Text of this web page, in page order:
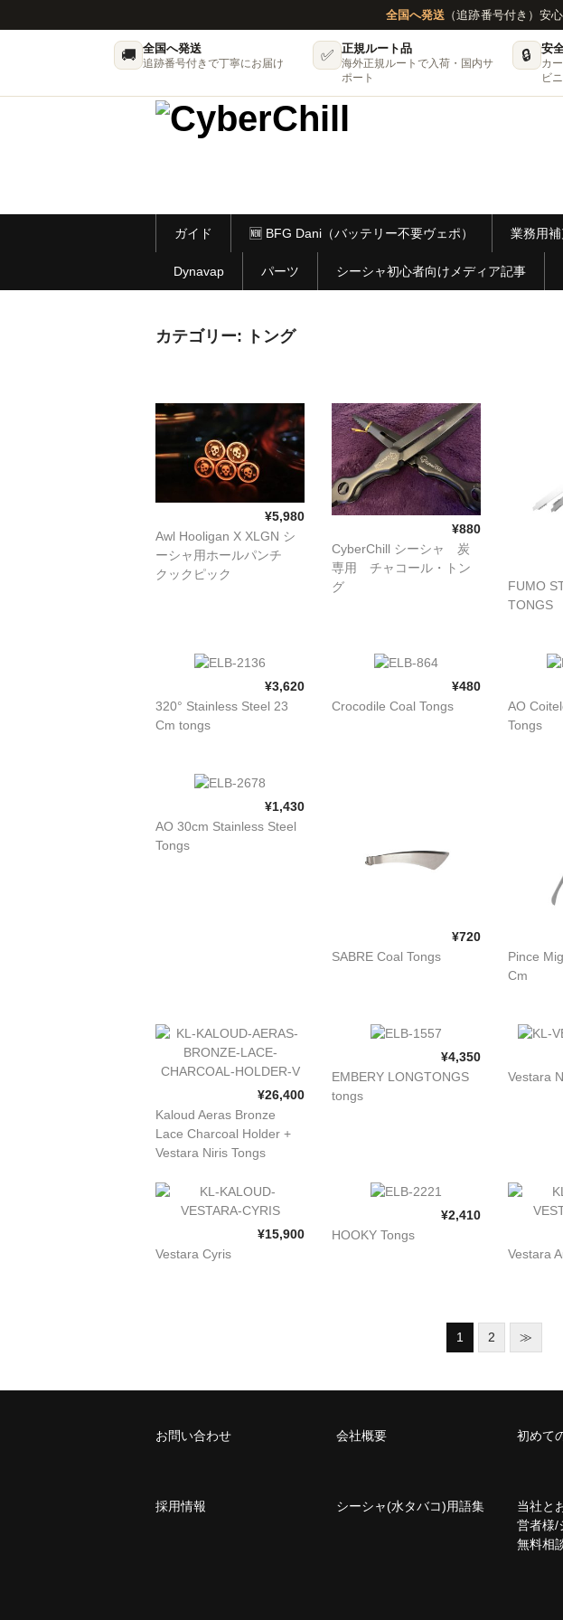
全国へ発送 （追跡番号付き）安
🚚 全国へ発送
追跡番号付きで丁寧にお届け ✅ 正規ルート品
海外正規ルートで入荷・国内サ
ポート
🔒 安
カ
ビニ
ガイド 🆕 BFG Dani（バッテリー不要ヴェポ） 業務用
Dynavap パーツ シーシャ初心者向けメディア記事
カテゴリー: トング
¥5,980
Awl Hooligan X XLGN シ
ーシャ用ホールパンチ
クックピック
¥880
CyberChill シーシャ 炭
専用 チャコール・トン
グ
FUMO
TONGS
¥3,620
320° Stainless Steel 23
Cm tongs
¥480
Crocodile Coal Tongs
AO
Tongs
¥1,430
AO 30cm Stainless Steel
Tongs
¥720
SABRE Coal Tongs
Pince
Cm
¥26,400
Kaloud Aeras Bronze
Lace Charcoal Holder +
Vestara Niris Tongs
¥4,350
EMBERY LONGTONGS
tongs
Vestara
¥15,900
Vestara Cyris
¥2,410
HOOKY Tongs
Vestara
1 2 ≫
お問い合わせ 会社概要 初めて
採用情報 シーシャ(水タバコ)用語集
当社と
営者様/
無料相